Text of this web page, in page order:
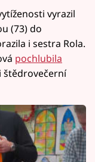
vyrazil
(73) do
i sestra Rola.
pochlubila
štědrovečerní